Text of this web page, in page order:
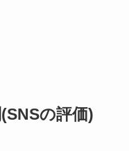
の評価)